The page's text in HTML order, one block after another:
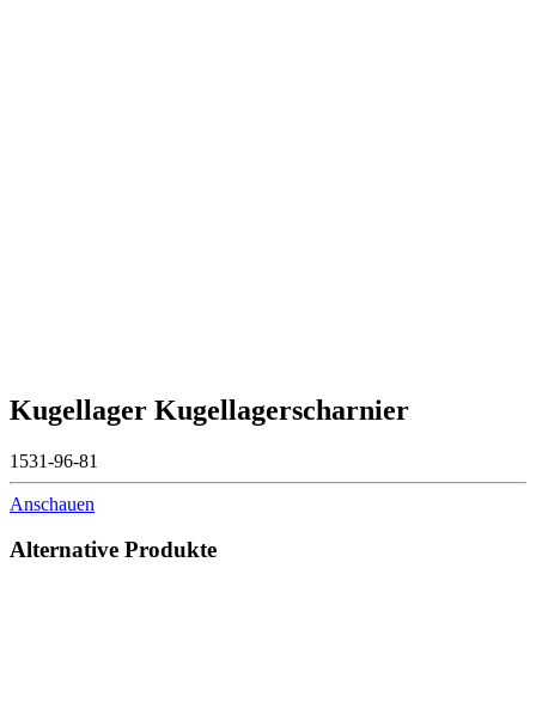
Kugellager Kugellagerscharnier
1531-96-81
Anschauen
Alternative Produkte